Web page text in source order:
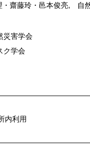
・齋藤玲・邑本俊亮, 自
災害学会
ク学会
内利用